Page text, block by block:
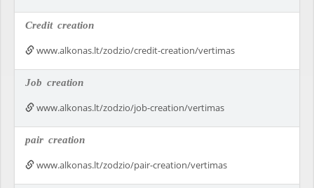
Credit creation
www.alkonas.lt/zodzio/credit-creation/vertimas
Job creation
www.alkonas.lt/zodzio/job-creation/vertimas
pair creation
www.alkonas.lt/zodzio/pair-creation/vertimas